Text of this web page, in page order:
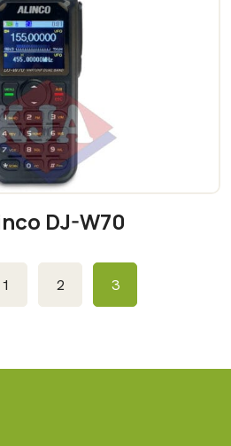
MORE
DJ-W70
1 2 3